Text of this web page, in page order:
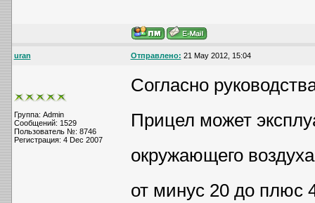
uran Отправлено: 21 May 2012, 15:04
Группа: Admin
Сообщений: 1529
Пользователь №: 8746
Регистрация: 4 Dec 2007
Согласно
Прицел может
окружающего воздуха
от минус 20 до плюс